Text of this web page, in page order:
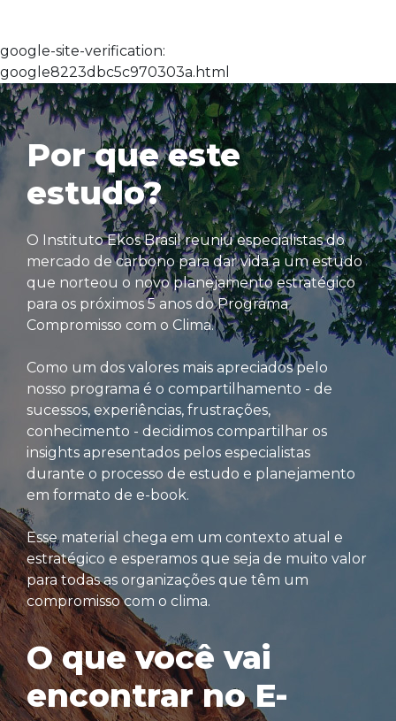
google-site-verification:
google8223dbc5c970303a.html
Por que este
estudo?
O Instituto Ekos Brasil reuniu especialistas do
mercado de carbono para dar vida a um estudo
que norteou o novo planejamento estratégico
para os próximos 5 anos do Programa
Compromisso com o Clima.
Como um dos valores mais apreciados pelo
nosso programa é o compartilhamento - de
sucessos, experiências, frustrações,
conhecimento - decidimos compartilhar os
insights apresentados pelos especialistas
durante o processo de estudo e planejamento
em formato de e-book.
Esse material chega em um contexto atual e
estratégico e esperamos que seja de muito valor
para todas as organizações que têm um
compromisso com o clima.
O que você vai
encontrar no E-